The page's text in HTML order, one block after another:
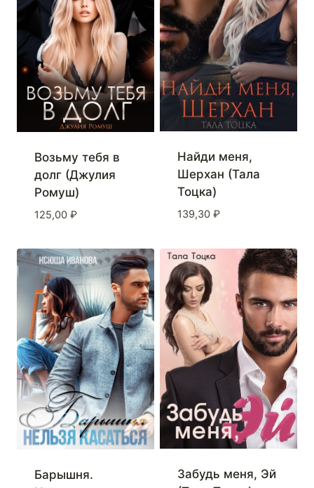
Возьму тебя в
долг (Джулия
Ромуш)
125,00 ₽
Найди меня,
Шерхан (Тала
Тоцка)
139,30 ₽
Барышня.
Забудь меня, Эй